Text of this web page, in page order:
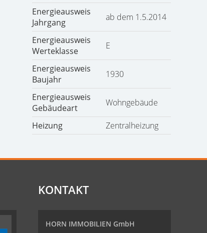
Energieausweis
Jahrgang
ab dem 1.5.2014
Energieausweis
Werteklasse
E
Energieausweis
Baujahr
1930
Energieausweis
Gebäudeart
Wohngebäude
Heizung Zentralheizung
KONTAKT
HORN IMMOBILIEN GmbH